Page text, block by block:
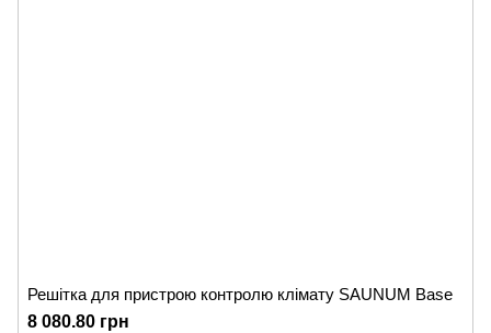
Решітка для пристрою контролю клімату SAUNUM Base
8 080.80 грн